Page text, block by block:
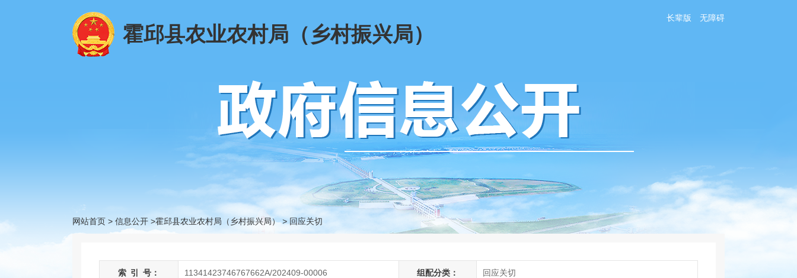
霍邱县农业农村局（乡村振兴局）
长辈版 无障碍
网站首页 > 信息公开 >霍邱县农业农村局（乡村振兴局）> 回应关切
索 引 号： 11341423746767662A/202409-00006 组配分类： 回应关切